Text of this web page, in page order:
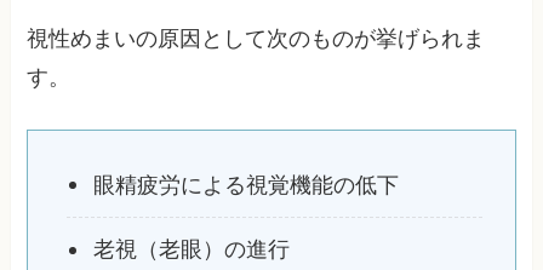
視性めまいの原因として次のものが挙げられま
す。
眼精疲労による視覚機能の低下
老視（老眼）の進行